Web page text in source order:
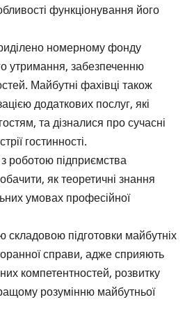
функціонування його
номерному фонду
утримання, забезпеченню
Майбутні фахівці також
додаткових послуг, які
та дізналися про сучасні
гостинності.
роботою підприємства
як теоретичні знання
умовах професійної
складовою підготовки майбутніх
справи, адже сприяють
компетентностей, розвитку
розумінню майбутньої